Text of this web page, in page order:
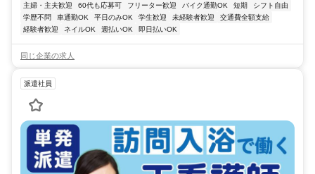
主婦・主夫歓迎
60代も応募可 フリーター歓迎 バイク通勤OK 短期
シフト自由
学歴不問
車通勤OK 平日のみOK 学生歓迎 未経験者歓迎
交通費全額支給
経験者歓迎
ネイルOK 週払いOK 即日払いOK
同じ企業の求人
派遣社員